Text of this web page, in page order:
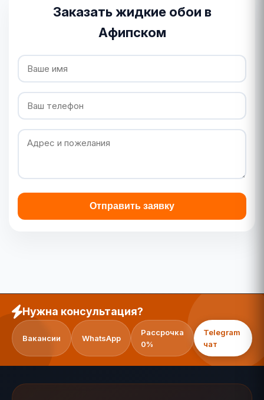
Заказать жидкие обои в
Афипском
Отправить заявку
Нужна консультация?
Вакансии WhatsApp
Рассрочка
0%
Telegram
чат